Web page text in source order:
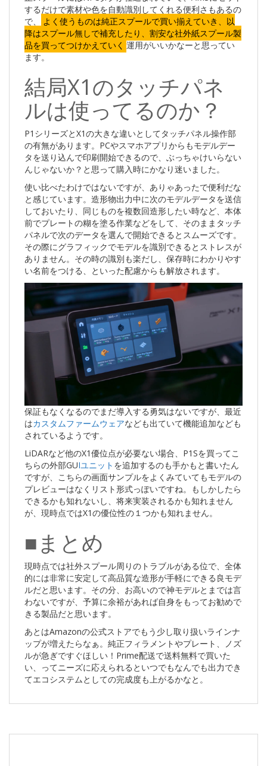
するだけで素材や色を自動識別してくれる便利さもあるの
で、
よく使うものは純正スプールで買い揃えていき、以
降はスプール無しで補充したり、割安な社外紙スプール製
品を買ってつけかえていく 運用がいいかなーと思ってい
ます。
結局X1のタッチパネ
ルは使ってるのか？
P1シリーズとX1の大きな違いとしてタッチパネル操作部
の有無があります。PCやスマホアプリからもモデルデー
タを送り込んで印刷開始できるので、ぶっちゃけいらない
んじゃないか？と思って購入時にかなり迷いました。
使い比べたわけではないですが、ありゃあったで便利だな
と感じています。造形物出力中に次のモデルデータを送信
しておいたり、同じものを複数回造形したい時など、本体
前でプレートの糊を塗る作業などをして、そのままタッチ
パネルで次のデータを選んで開始できるとスムーズです。
その際にグラフィックでモデルを識別できるとストレスが
ありません。その時の識別も楽だし、保存時にわかりやす
い名前をつける、といった配慮からも解放されます。
保証もなくなるのでまだ導入する勇気はないですが、最近
はカスタムファームウェアなども出ていて機能追加なども
されているようです。
LiDARなど他のX1優位点が必要ない場合、P1Sを買ってこ
ちらの外部GUIユニット を追加するのも手かもと書いたん
ですが、こちらの画面サンプルをよくみていてもモデルの
プレビューはなくリスト形式っぽいですね。もしかしたら
できるかも知れないし、将来実装されるかも知れません
が、現時点ではX1の優位性の１つかも知れません。
■まとめ
現時点では社外スプール周りのトラブルがある位で、全体
的には非常に安定して高品質な造形が手軽にできる良モデ
ルだと思います。その分、お高いので神モデルとまでは言
わないですが、予算に余裕があれば自身をもってお勧めで
きる製品だと思います。
あとはAmazonの公式ストアでもう少し取り扱いラインナ
ップが増えたらなぁ。純正フィラメントやプレート、ノズ
ルが急ぎですぐほしい！Prime配送で送料無料で買いた
い、ってニーズに応えられるといつでもなんでも出力でき
てエコシステムとしての完成度も上がるかなと。